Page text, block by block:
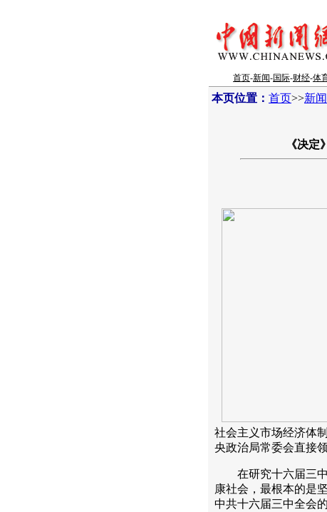
首页-新闻-国际-财经-体
本页位置： 首页>>新
《决
社会主义市场经济体
央政治局常委会直接
在研究十六届三中
康社会，最根本的是
中共十六届三中全会